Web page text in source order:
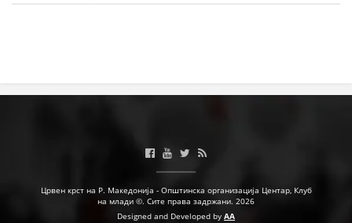
ЗДРАВСТВЕНО ПРЕВЕНТИВНА ДЕЈНОСТ
ПРВА ПОМОШ
КРВОДАРИТЕЛСТВО
Црвен крст на Р. Македонија - Општинска организација Центар, Клуб
на млади ©. Сите права задржани. 2026
Designed and Developed by AA